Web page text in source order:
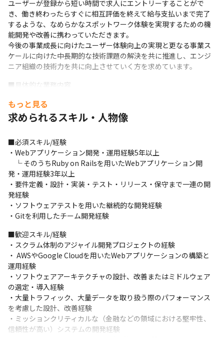
ユーザーが登録から短い時間で求人にエントリーすることがで
き、働き終わったらすぐに相互評価を終えて給与支払いまで完了
するような、なめらかなスポットワーク体験を実現するための機
能開発や改善に携わっていただきます。
今後の事業成長に向けたユーザー体験向上の実現と更なる事業ス
ケールに向けた中長期的な技術課題の解決を共に推進し、エンジ
ニア組織の技術力を共に向上させていく方を求めています。
■具体的な業務内容
発、レビュー、リリース
・ チーム内外に対して技術的なナレッジの共有
・ 担当領域に関する仕様確認、技術的調査を含めた問い合わせ対
応
・ エンジニアリングマネージャーやスクラムマスターと連携した
プロジェクト進行
・ チーム内で実施する各種スクラムイベントへの参加
※ピープルマネジメント、スクラムマスターなどは専門のメンバ
ーがいるため業務には含まれません。
【開発組織の特徴】
タイミーの開発組織はフロントエンドからSREのレイヤまでひと
つのチームで解決できることをコンセプトにしています。裁量は
各チームに移譲されており、自身の専門分野を中心に、隣接する
領域に染み出しながら開発に携わることができます。 エンジニア
がユーザーインタビューに参加して課題の探索段階から関わるこ
とができ、プロダクト組織と連携しながら顧客価値に基づいて開
発を行う文化が浸透しています。
■既存事業領域
タイミーの圧倒的なシェアと収益基盤を支えるコア事業であり、
さらなる非連続なグロースを牽引する領域です。
もっと見る
求められるスキル・人物像
■必須スキル/経験
・Webアプリケーション開発・運用経験5年以上
└ そのうちRuby on Railsを用いたWebアプリケーション開
発・運用経験3年以上
・要件定義・設計・実装・テスト・リリース・保守まで一連の開
発経験
・ソフトウェアテストを用いた継続的な開発経験
・Gitを利用したチーム開発経験
■歓迎スキル/経験
・スクラム体制のアジャイル開発プロジェクトの経験
・ AWSやGoogle Cloudを用いたWebアプリケーションの構築と
運用経験
・ソフトウェアアーキテクチャの設計、改善またはミドルウェア
の選定・導入経験
・大量トラフィック、大量データを取り扱う際のパフォーマンス
を考慮した設計、改善経験
・ミッションクリティカルな（金融などの領域における堅牢性、
信頼性が高い）システムの開発経験